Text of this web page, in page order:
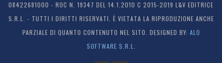
08422681000 - ROC N. 19347 DEL 14.1.2010 C 2015-2019 L&V EDITRICE
S.R.L. - TUTTI I DIRITTI RISERVATI. È VIETATA LA RIPRODUZIONE ANCHE
PARZIALE DI QUANTO CONTENUTO NEL SITO. DESIGNED BY: ALO
SOFTWARE S.R.L.